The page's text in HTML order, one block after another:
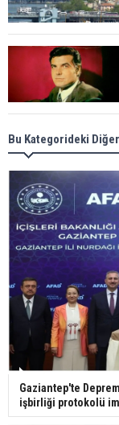
Bu Kategorideki
Gaziantep'te
işbirliği protokolü